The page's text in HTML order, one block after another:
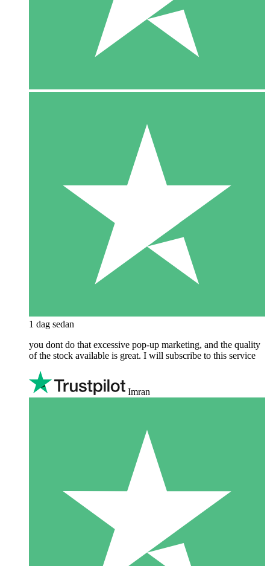
1 dag sedan
you dont do that excessive pop-up marketing, and the quality
of the stock available is great. I will subscribe to this service
Imran